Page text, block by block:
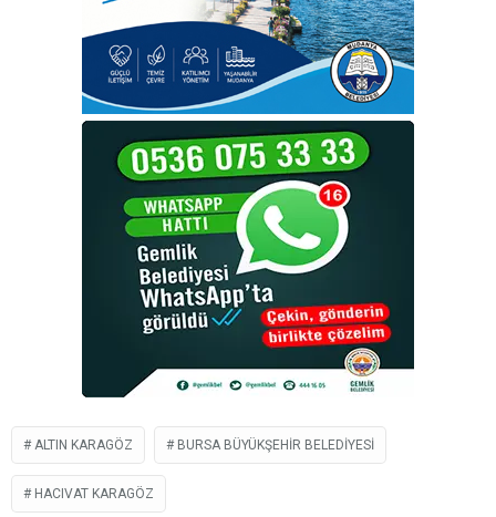
ALTIN KARAGÖZ BURSA BÜYÜKŞEHIR BELEDIYESI
HACIVAT KARAGÖZ